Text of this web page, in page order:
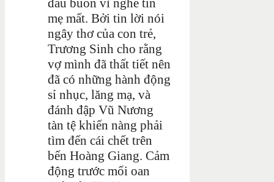
mẹ mất. Bởi tin lời nói
ngây thơ của con trẻ,
Trương Sinh cho rằng
vợ mình đã thất tiết nên
đã có những hành động
sỉ nhục, lăng mạ, và
đánh đập Vũ Nương
tàn tệ khiến nàng phải
tìm đến cái chết trên
bến Hoàng Giang. Cảm
động trước mối oan